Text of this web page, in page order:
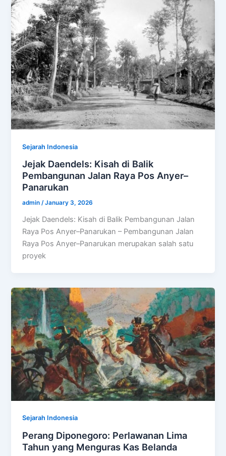
Sejarah Indonesia
Jejak Daendels: Kisah di Balik
Pembangunan Jalan Raya Pos Anyer–
Panarukan
admin/January 3, 2026
Jejak Daendels: Kisah di Balik Pembangunan Jalan
Raya Pos Anyer–Panarukan – Pembangunan Jalan
Raya Pos Anyer–Panarukan merupakan salah satu
proyek
Sejarah Indonesia
Perang Diponegoro: Perlawanan Lima
Tahun yang Menguras Kas Belanda